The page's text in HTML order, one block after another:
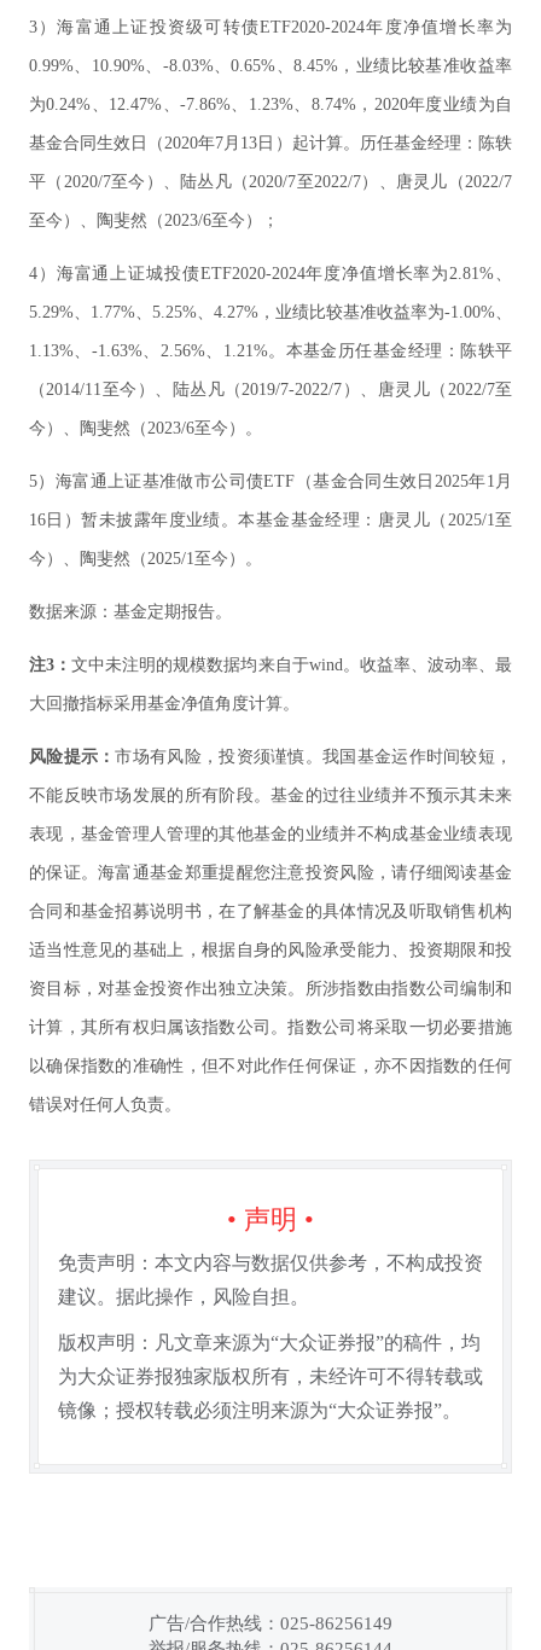
3）海富通上证投资级可转债ETF2020-2024年度净值增长率为
0.99%、10.90%、-8.03%、0.65%、8.45%，业绩比较基准收益率
为0.24%、12.47%、-7.86%、1.23%、8.74%，2020年度业绩为自
基金合同生效日（2020年7月13日）起计算。历任基金经理：陈轶
平（2020/7至今）、陆丛凡（2020/7至2022/7）、唐灵儿（2022/7
至今）、陶斐然（2023/6至今）；
4）海富通上证城投债ETF2020-2024年度净值增长率为2.81%、
5.29%、1.77%、5.25%、4.27%，业绩比较基准收益率为-1.00%、
1.13%、-1.63%、2.56%、1.21%。本基金历任基金经理：陈轶平
（2014/11至今）、陆丛凡（2019/7-2022/7）、唐灵儿（2022/7至
今）、陶斐然（2023/6至今）。
5）海富通上证基准做市公司债ETF（基金合同生效日2025年1月
16日）暂未披露年度业绩。本基金基金经理：唐灵儿（2025/1至
今）、陶斐然（2025/1至今）。
数据来源：基金定期报告。
注3：文中未注明的规模数据均来自于wind。收益率、波动率、最
大回撤指标采用基金净值角度计算。
风险提示：市场有风险，投资须谨慎。我国基金运作时间较短，
不能反映市场发展的所有阶段。基金的过往业绩并不预示其未来
表现，基金管理人管理的其他基金的业绩并不构成基金业绩表现
的保证。海富通基金郑重提醒您注意投资风险，请仔细阅读基金
合同和基金招募说明书，在了解基金的具体情况及听取销售机构
适当性意见的基础上，根据自身的风险承受能力、投资期限和投
资目标，对基金投资作出独立决策。所涉指数由指数公司编制和
计算，其所有权归属该指数公司。指数公司将采取一切必要措施
以确保指数的准确性，但不对此作任何保证，亦不因指数的任何
错误对任何人负责。
• 声明 •
免责声明：本文内容与数据仅供参考，不构成投资
建议。据此操作，风险自担。
版权声明：凡文章来源为“大众证券报”的稿件，均
为大众证券报独家版权所有，未经许可不得转载或
镜像；授权转载必须注明来源为“大众证券报”。
广告/合作热线：025-86256149